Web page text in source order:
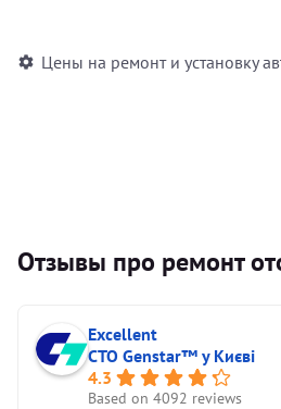
Цены на ремонт и установку
Отзывы про ремонт
Excellent
СТО Genstar™ у Києві
4.3
Based on 4092 reviews